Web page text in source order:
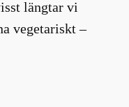
längtar vi
vegetariskt –